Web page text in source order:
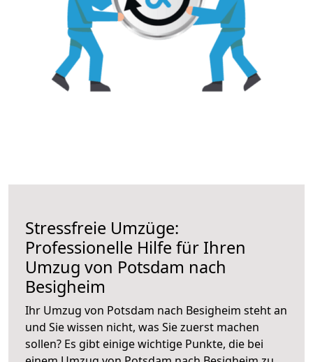
Stressfreie Umzüge:
Professionelle Hilfe für Ihren
Umzug von Potsdam nach
Besigheim
Ihr Umzug von Potsdam nach Besigheim steht an
und Sie wissen nicht, was Sie zuerst machen
sollen? Es gibt einige wichtige Punkte, die bei